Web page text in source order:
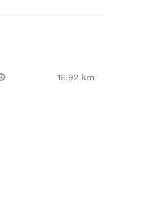
16.92 km